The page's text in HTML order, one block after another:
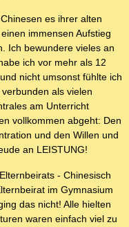
es ihrer alten
immensen Aufstieg
Ich bewundere vieles an
ich vor mehr als 12
nicht umsonst fühlte ich
als vielen
am Unterricht
vollkommen abgeht: Den
und den Willen und
an LEISTUNG!
- Chinesisch
im Gymnasium
das nicht! Alle hielten
waren einfach viel zu